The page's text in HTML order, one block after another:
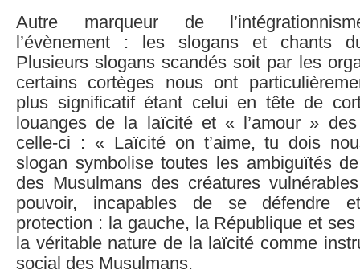
Autre marqueur de
l’évènement : les slogans et chants
Plusieurs slogans scandés soit par les
certains cortèges nous ont
plus significatif étant celui en tête de
louanges de la laïcité et « l’amour »
celle-ci : « Laïcité on t’aime, tu dois
slogan symbolise toutes les ambiguïtés
des Musulmans des créatures
pouvoir, incapables de se défendre
protection : la gauche, la République et
la véritable nature de la laïcité comme
social des Musulmans.